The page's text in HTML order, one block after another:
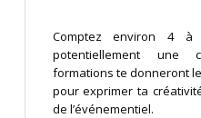
Comptez environ 4 à
potentiellement une
formations te donneront
pour exprimer ta
de l’événementiel.